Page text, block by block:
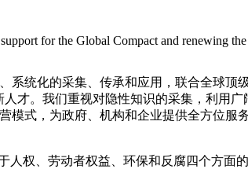
for the Global Compact and renewing
统化的采集、传承和应用，联合全球顶
才。我们重视对隐性知识的采集，利用
式，为政府、机构和企业提供全方位服
权、劳动者权益、环保和反腐四个方面